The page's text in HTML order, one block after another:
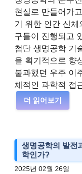
현실로 만들어가
기 위한 인간 신체
구들이 진행되고
첨단 생명공학 기
을 획기적으로 향
불과했던 우주 이
체적인 과학적 접
더 읽어보기
생명공학의 발전
학인가?
2025년 02월 26일